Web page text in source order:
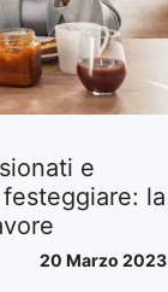
e
la
20 Marzo 2023